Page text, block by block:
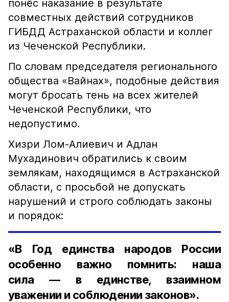
понёс наказание в результате
совместных действий сотрудников
ГИБДД Астраханской области и коллег
из Чеченской Республики.
По словам председателя регионального
общества «Вайнах», подобные действия
могут бросать тень на всех жителей
Чеченской Республики, что
недопустимо.
Хизри Лом-Алиевич и Адлан
Мухадинович обратились к своим
землякам, находящимся в Астраханской
области, с просьбой не допускать
нарушений и строго соблюдать законы
и порядок:
«В Год единства народов России
особенно важно помнить: наша
сила — в единстве, взаимном
уважении и соблюдении законов».